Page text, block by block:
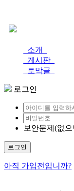
소개
게시판
토막글
로그인
보안문제(없
로그인
아직 가입전입니까?